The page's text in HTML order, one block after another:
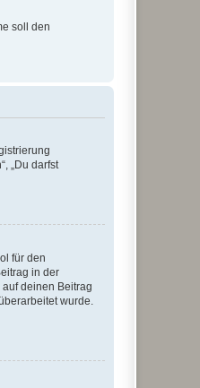
soll den
„Du darfst
für den
in der
deinen Beitrag
wurde.